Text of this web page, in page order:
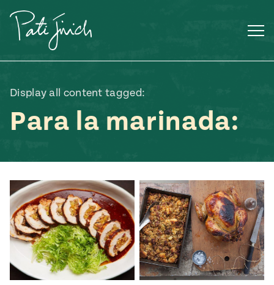
contenido
ENGLISH•ESPAÑOL
Display all content tagged:
Para la marinada: